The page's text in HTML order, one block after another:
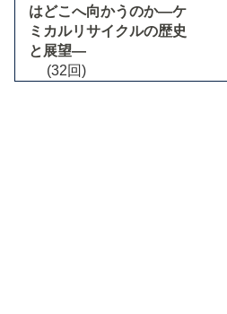
はどこへ向かうのか―ケ
ミカルリサイクルの歴史
と展望―
(32回)